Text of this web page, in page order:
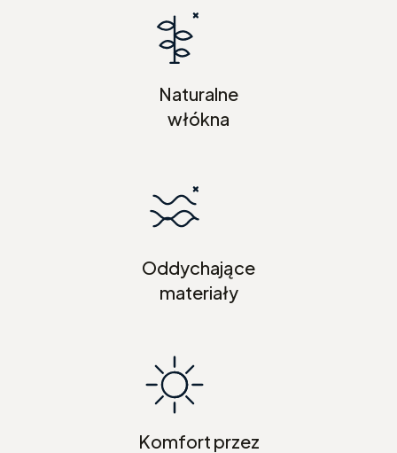
Naturalne
włókna
Oddychające
materiały
Komfort przez